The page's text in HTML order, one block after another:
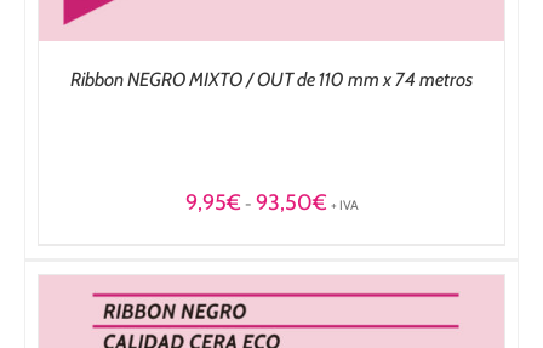
Ribbon NEGRO MIXTO / OUT de 110 mm x 74 metros
9,95€ - 93,50€Rango
93,50€
+ IVA